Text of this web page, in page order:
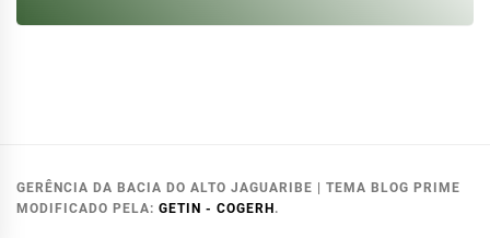
GERÊNCIA DA BACIA DO ALTO JAGUARIBE
TEMA BLOG PRIME
MODIFICADO PELA: GETIN - COGERH .